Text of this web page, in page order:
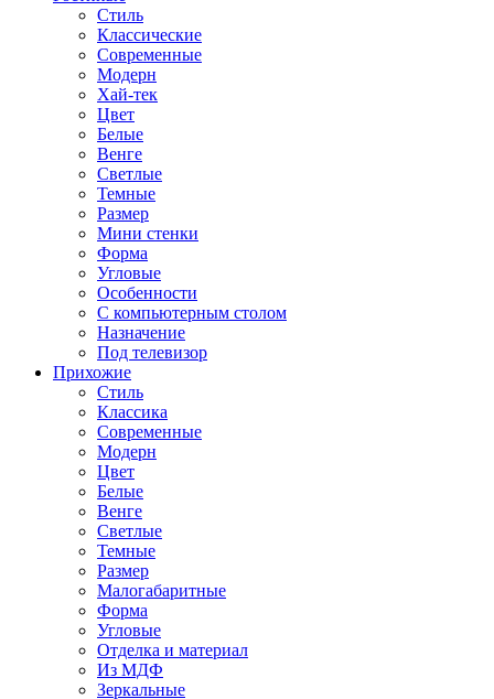
Стиль
Классические
Современные
Модерн
Хай-тек
Цвет
Белые
Венге
Светлые
Темные
Размер
Мини стенки
Форма
Угловые
Особенности
С компьютерным столом
Назначение
Под телевизор
Прихожие
Стиль
Классика
Современные
Модерн
Цвет
Белые
Венге
Светлые
Темные
Размер
Малогабаритные
Форма
Угловые
Отделка и материал
Из МДФ
Зеркальные